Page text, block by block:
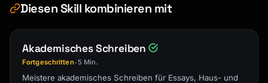
today.
insight/help].
As a next step, I'll [action you're taking].
Diesen Skill kombinieren mit
Akademisches Schreiben
Fortgeschritten•5 Min.
Meistere akademisches Schreiben für Essays, Haus- und